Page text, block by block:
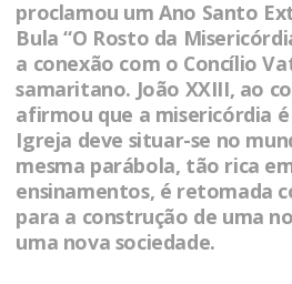
proclamou um Ano Santo
Bula “O Rosto da
a conexão com o Concílio
samaritano. João XXIII, ao
afirmou que a misericórdia
Igreja deve situar-se no
mesma parábola, tão rica
ensinamentos, é retomada
para a construção de uma
uma nova sociedade.